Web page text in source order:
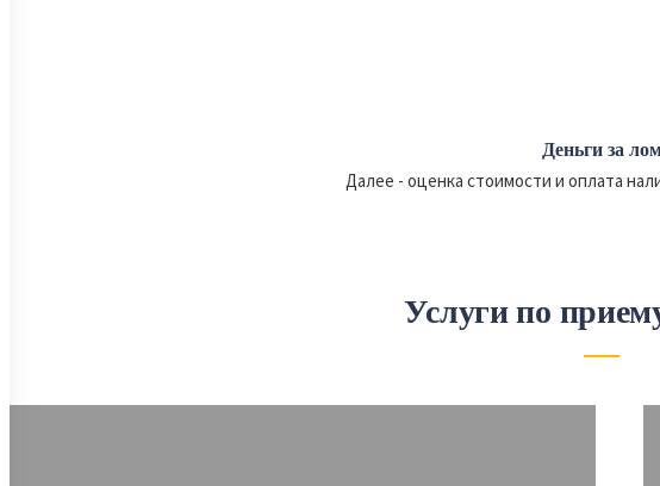
Деньги за
Далее - оценка стоимости и оплата
Услуги по